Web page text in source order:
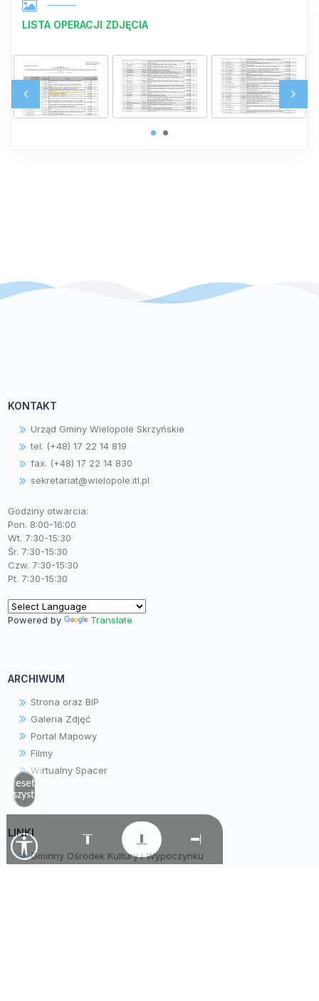
LISTA OPERACJI ZDJĘCIA
KONTAKT
Urząd Gminy Wielopole Skrzyńskie
tel. (+48) 17 22 14 819
fax. (+48) 17 22 14 830
sekretariat@wielopole.itl.pl
Godziny otwarcia:
Pon. 8:00-16:00
Wt. 7:30-15:30
Śr. 7:30-15:30
Czw. 7:30-15:30
Pt. 7:30-15:30
Powered by Translate
ARCHIWUM
Strona oraz BIP
Galeria Zdjęć
Portal Mapowy
Filmy
Wirtualny Spacer
LINKI
Gminny Ośrodek Kultury i Wypoczynku
Zresetuj
wszystko